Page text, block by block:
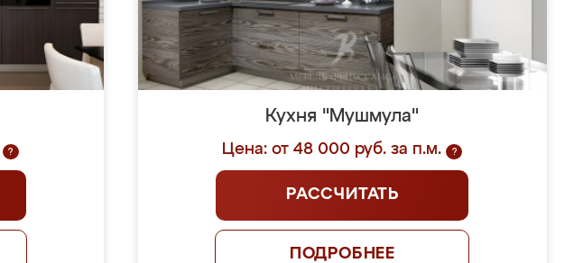
?
Кухня "Мушмула"
Цена: от 48 000 руб. за п.м. ?
РАССЧИТАТЬ
ПОДРОБНЕЕ